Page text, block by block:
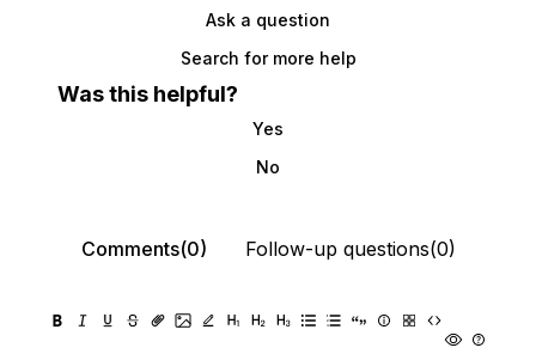
Ask a question
Search for more help
Was this helpful?
Yes
No
Comments(0) Follow-up questions(0)